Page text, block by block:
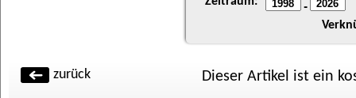
-
zurück Dieser Artikel ist ein